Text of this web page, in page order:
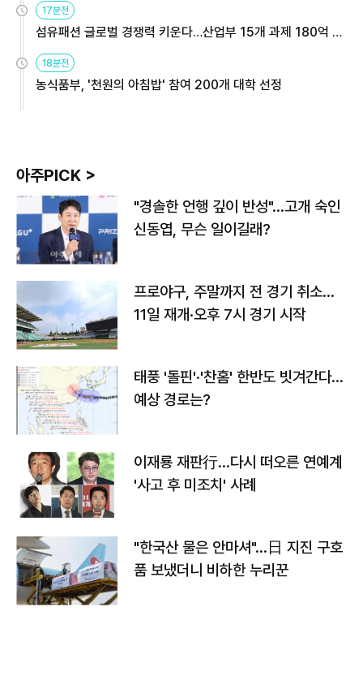
17분전
섬유패션 글로벌 경쟁력 키운다…산업부 15개 과제 180억 지
18분전
농식품부, '천원의 아침밥' 참여 200개 대학 선정
아주PICK >
"경솔한 언행 깊이 반성"…고개 숙인
신동엽, 무슨 일이길래?
프로야구, 주말까지 전 경기 취소…
11일 재개·오후 7시 경기 시작
태풍 '돌핀'·'찬홈' 한반도 빗겨간다…
예상 경로는?
이재룡 재판行…다시 떠오른 연예계
'사고 후 미조치' 사례
"한국산 물은 안마셔"…日 지진 구호
품 보냈더니 비하한 누리꾼